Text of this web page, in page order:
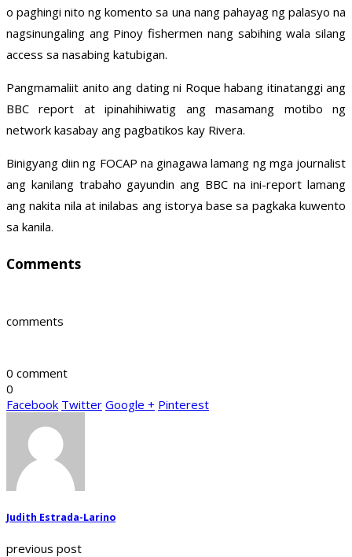
o paghingi nito ng komento sa una nang pahayag ng palasyo na
nagsinungaling ang Pinoy fishermen nang sabihing wala silang
access sa nasabing katubigan.
Pangmamaliit anito ang dating ni Roque habang itinatanggi ang
BBC report at ipinahihiwatig ang masamang motibo ng
network kasabay ang pagbatikos kay Rivera.
Binigyang diin ng FOCAP na ginagawa lamang ng mga journalist
ang kanilang trabaho gayundin ang BBC na ini-report lamang
ang nakita nila at inilabas ang istorya base sa pagkaka kuwento
sa kanila.
Comments
comments
0 comment
0
Facebook Twitter Google + Pinterest
Judith Estrada-Larino
previous post